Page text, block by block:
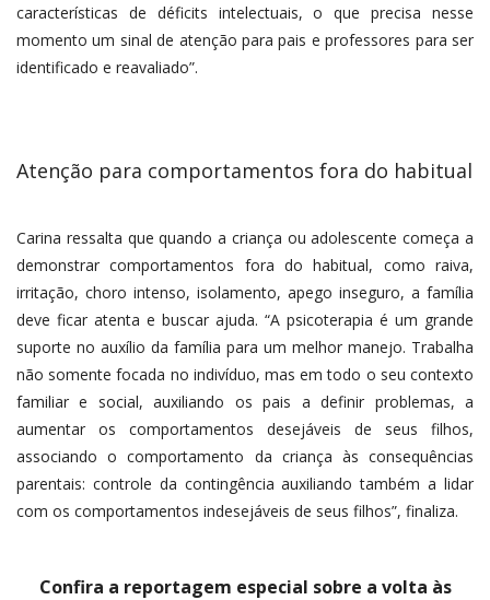
características de déficits intelectuais, o que precisa nesse
momento um sinal de atenção para pais e professores para ser
identificado e reavaliado”.
Atenção para comportamentos fora do habitual
Carina ressalta que quando a criança ou adolescente começa a
demonstrar comportamentos fora do habitual, como raiva,
irritação, choro intenso, isolamento, apego inseguro, a família
deve ficar atenta e buscar ajuda. “A psicoterapia é um grande
suporte no auxílio da família para um melhor manejo. Trabalha
não somente focada no indivíduo, mas em todo o seu contexto
familiar e social, auxiliando os pais a definir problemas, a
aumentar os comportamentos desejáveis de seus filhos,
associando o comportamento da criança às consequências
parentais: controle da contingência auxiliando também a lidar
com os comportamentos indesejáveis de seus filhos”, finaliza.
Confira a reportagem especial sobre a volta às